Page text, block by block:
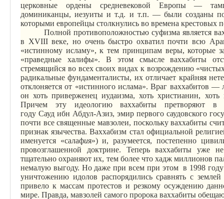
церковные ордены средневековой Европы —
доминиканцы, иезуиты и т.д. и т.п. — были созданы
которыми европейцы столкнулись во времена крестовых
Полной противоположностью суфизма является
в XVIII веке, но очень быстро охватил почти всю
«истинному исламу», к тем принципам веры, которые
«праведные халифы». В этом смысле ваххабиты
стремящийся во всех своих видах к возрождению
радикальные фундаменталисты, их отличает крайняя
отклоняется от «истинного ислама». Враг ваххабитов
он хоть приверженец иудаизма, хоть христианин, хоть
Причем эту идеологию ваххабиты претворяют в
году Сауд ибн Абдул-Азиз, эмир первого саудовского
почти все священные мавзолеи, поскольку ваххабиты
признак язычества. Ваххабизм стал официальной
именуется «салафия») и, разумеется, постепенно
провозглашенной доктрине. Теперь ваххабиты уже
тщательно охраняют их, тем более что хадж миллионов
немалую выгоду. Но даже при всем при этом в 1998
уничтожению идолов распорядились сравнять с
привело к массам протестов и резкому осуждению
мире. Правда, мавзолей самого пророка ваххабиты